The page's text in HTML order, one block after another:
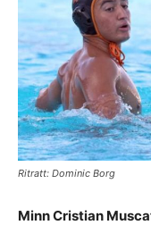
Ritratt: Dominic Borg
Minn Cristian